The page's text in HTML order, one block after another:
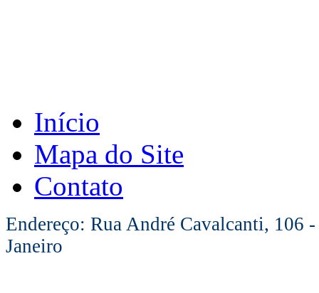
Início
Mapa do Site
Contato
Endereço: Rua André Cavalcanti, 106
Janeiro